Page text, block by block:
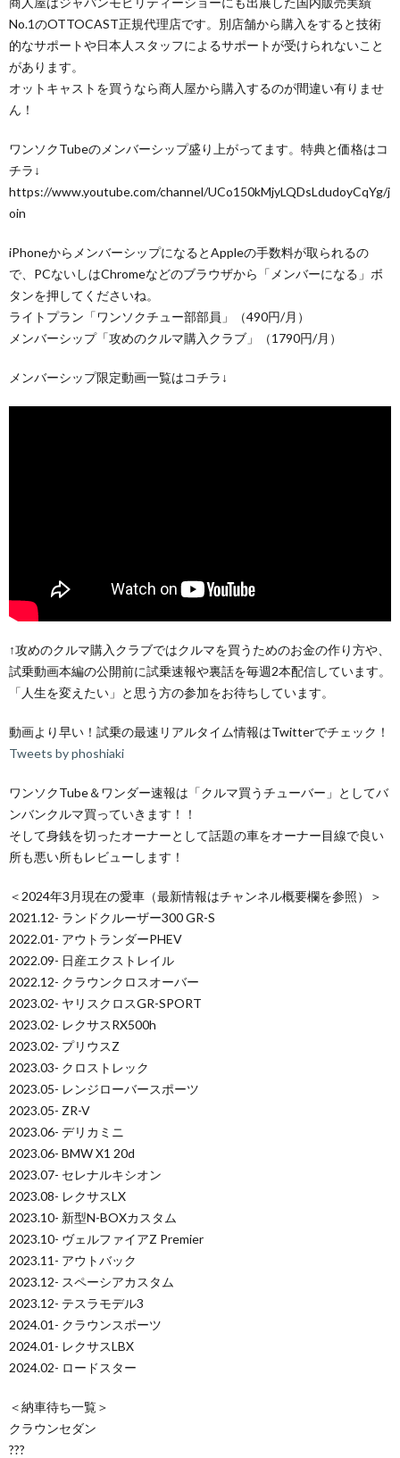
No.1のOTTOCAST正規代理店です。別店舗から購入をすると技術
的なサポートや日本人スタッフによるサポートが受けられないこと
があります。
オットキャストを買うなら商人屋から購入するのが間違い有りませ
ん！
ワンソクTubeのメンバーシップ盛り上がってます。特典と価格はコ
チラ↓
https://www.youtube.com/channel/UCo150kMjyLQDsLdudoyCqYg/j
oin
iPhoneからメンバーシップになるとAppleの手数料が取られるの
で、PCないしはChromeなどのブラウザから「メンバーになる」ボ
タンを押してくださいね。
ライトプラン「ワンソクチュー部部員」（490円/月）
メンバーシップ「攻めのクルマ購入クラブ」（1790円/月）
メンバーシップ限定動画一覧はコチラ↓
↑攻めのクルマ購入クラブではクルマを買うためのお金の作り方や、
試乗動画本編の公開前に試乗速報や裏話を毎週2本配信しています。
「人生を変えたい」と思う方の参加をお待ちしています。
動画より早い！試乗の最速リアルタイム情報はTwitterでチェック！
Tweets by phoshiaki
ワンソクTube＆ワンダー速報は「クルマ買うチューバー」としてバ
ンバンクルマ買っていきます！！
そして身銭を切ったオーナーとして話題の車をオーナー目線で良い
所も悪い所もレビューします！
＜2024年3月現在の愛車（最新情報はチャンネル概要欄を参照）＞
2021.12- ランドクルーザー300 GR-S
2022.01- アウトランダーPHEV
2022.09- 日産エクストレイル
2022.12- クラウンクロスオーバー
2023.02- ヤリスクロスGR-SPORT
2023.02- レクサスRX500h
2023.02- プリウスZ
2023.03- クロストレック
2023.05- レンジローバースポーツ
2023.05- ZR-V
2023.06- デリカミニ
2023.06- BMW X1 20d
2023.07- セレナルキシオン
2023.08- レクサスLX
2023.10- 新型N-BOXカスタム
2023.10- ヴェルファイアZ Premier
2023.11- アウトバック
2023.12- スペーシアカスタム
2023.12- テスラモデル3
2024.01- クラウンスポーツ
2024.01- レクサスLBX
2024.02- ロードスター
＜納車待ち一覧＞
クラウンセダン
???